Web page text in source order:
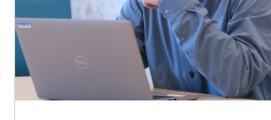
・技術勉強会
・e-learning制度
・スタンバイ研修
・資格取得支援奨励金制度
など
9:00～18:00（実働8時間）
※就業先により異なる可能性があります